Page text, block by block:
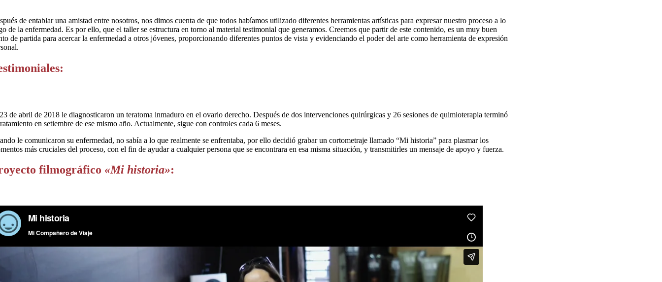
de entablar una amistad entre nosotros, nos dimos cuenta de que todos habíamos utilizado diferentes herramientas artísticas para expresar nuestro proceso a lo
de la enfermedad. Es por ello, que el taller se estructura en torno al material testimonial que generamos. Creemos que partir de este contenido, es un muy buen
de partida para acercar la enfermedad a otros jóvenes, proporcionando diferentes puntos de vista y evidenciando el poder del arte como herramienta de expresión
de abril de 2018 le diagnosticaron un teratoma inmaduro en el ovario derecho. Después de dos intervenciones quirúrgicas y 26 sesiones de quimioterapia terminó
en setiembre de ese mismo año. Actualmente, sigue con controles cada 6 meses.
le comunicaron su enfermedad, no sabía a lo que realmente se enfrentaba, por ello decidió grabar un cortometraje llamado “Mi historia” para plasmar los
más cruciales del proceso, con el fin de ayudar a cualquier persona que se encontrara en esa misma situación, y transmitirles un mensaje de apoyo y fuerza.
filmográfico «Mi historia»: